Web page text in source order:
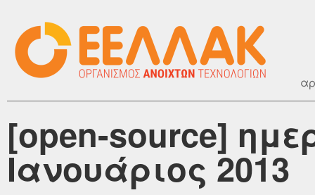
[open-source]
Ιανουάριος 2013